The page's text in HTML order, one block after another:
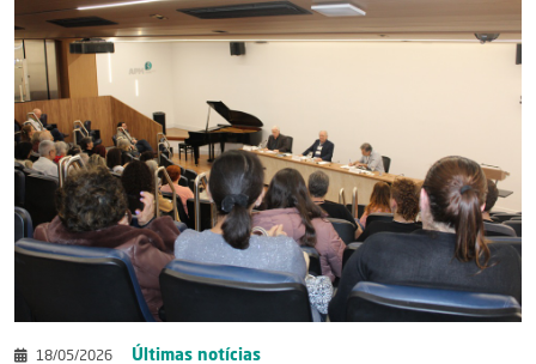
18/05/2026 Últimas notícias